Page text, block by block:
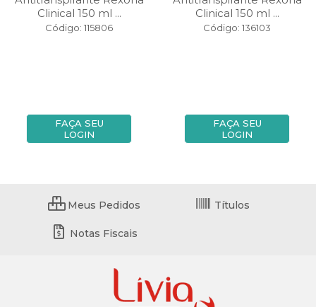
Clinical 150 ml ...
Código: 115806
FAÇA SEU
LOGIN
Clinical 150 ml ...
Código: 136103
FAÇA SEU
LOGIN
Meus Pedidos Títulos
Notas Fiscais